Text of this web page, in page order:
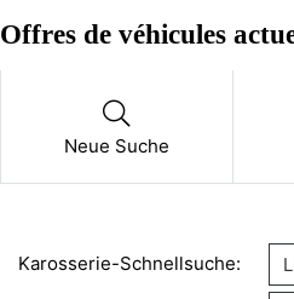
Offres de véhicules
Neue Suche
Karosserie-Schnellsuche: